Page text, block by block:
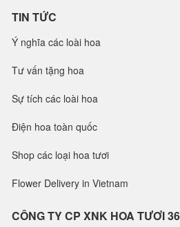
TIN TỨC
Ý nghĩa các loài hoa
Tư vấn tặng hoa
Sự tích các loài hoa
Điện hoa toàn quốc
Shop các loại hoa tươi
Flower Delivery in Vietnam
CÔNG TY CP XNK HOA TƯƠI